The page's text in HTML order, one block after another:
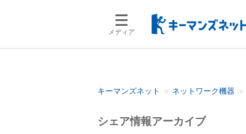
メディア
検索語を入力してください
キーマンズネット ネットワーク機器
シェア情報アーカイブ